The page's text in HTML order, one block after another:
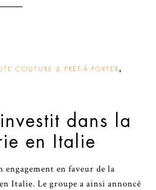
COUTURE & PRÊT-À-PORTER,
dans la
en Italie
en faveur de la
Italie. Le groupe a ainsi annoncé